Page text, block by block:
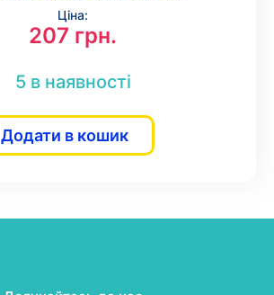
Ціна:
207 грн.
5 в наявності
Додати в кошик